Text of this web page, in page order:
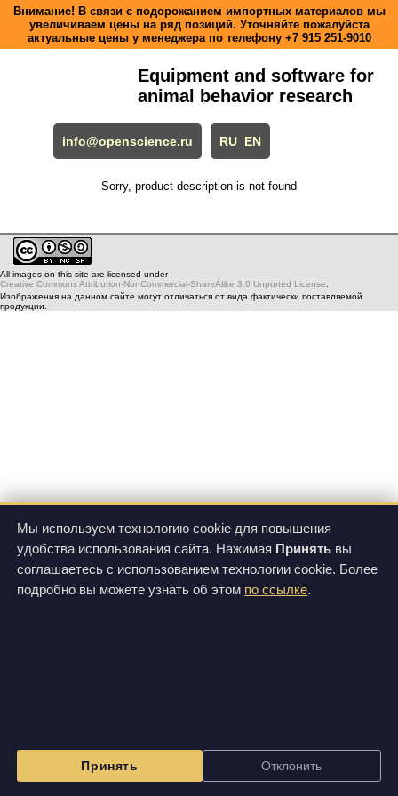
Мы используем технологию cookie для повышения
удобства использования сайта. Нажимая Принять вы
соглашаетесь с использованием технологии cookie. Более
подробно вы можете узнать об этом по ссылке.
Принять Отклонить
Внимание! В связи с подорожанием импортных материалов мы
увеличиваем цены на ряд позиций. Уточняйте пожалуйста
актуальные цены у менеджера по телефону +7 915 251-9010
Equipment and software for
animal behavior research
info@openscience.ru RU EN
Sorry, product description is not found
All images on this site are licensed under
Creative Commons Attribution-NonCommercial-ShareAlike 3.0 Unported License
Изображения на данном сайте могут отличаться от вида фактически поставляемой
продукции.